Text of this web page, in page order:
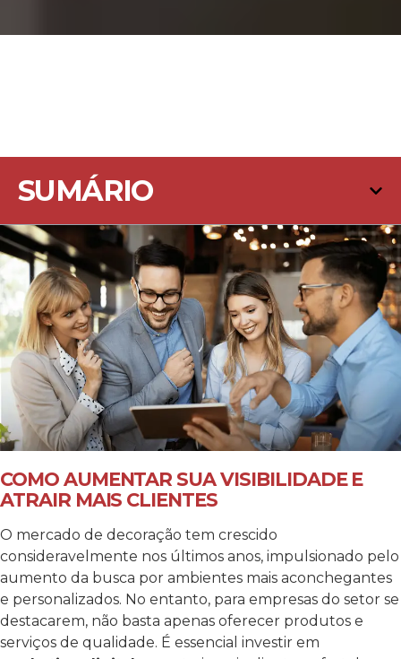
SUMÁRIO
COMO AUMENTAR SUA VISIBILIDADE E
ATRAIR MAIS CLIENTES
O mercado de decoração tem crescido
consideravelmente nos últimos anos, impulsionado pelo
aumento da busca por ambientes mais aconchegantes
e personalizados. No entanto, para empresas do setor se
destacarem, não basta apenas oferecer produtos e
serviços de qualidade. É essencial investir em